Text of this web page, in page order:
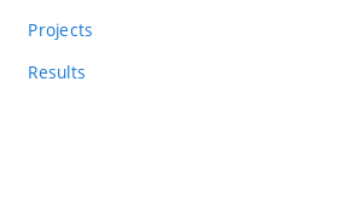
Projects
Results